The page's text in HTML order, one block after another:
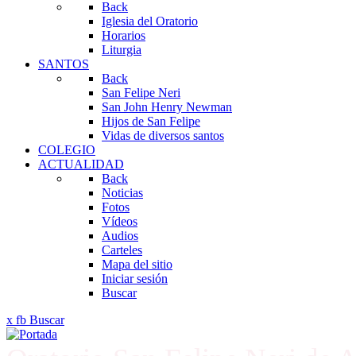
Back
Iglesia del Oratorio
Horarios
Liturgia
SANTOS
Back
San Felipe Neri
San John Henry Newman
Hijos de San Felipe
Vidas de diversos santos
COLEGIO
ACTUALIDAD
Back
Noticias
Fotos
Vídeos
Audios
Carteles
Mapa del sitio
Iniciar sesión
Buscar
x fb Buscar